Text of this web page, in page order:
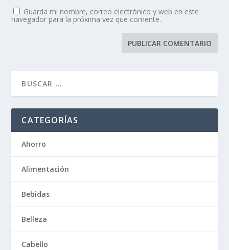
Guarda mi nombre, correo electrónico y web en este
navegador para la próxima vez que comente.
CATEGORÍAS
Ahorro
Alimentación
Bebidas
Belleza
Cabello